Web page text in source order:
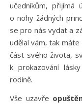
učedníkům, přijímá
o nohy žádných
se pro nás vydat a
udělal vám, tak máte
část svého života,
k prokazování
rodině.
Vše uzavře